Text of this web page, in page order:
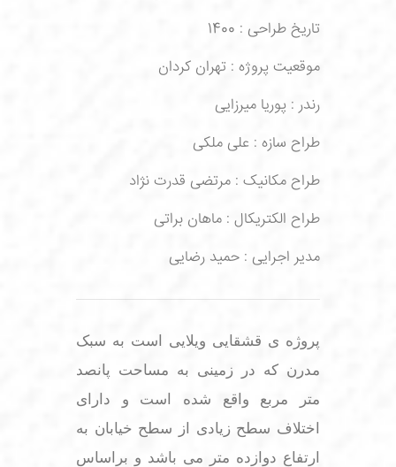
تاریخ طراحی : 1400
موقعیت پروژه : تهران کردان
رندر : پوریا میرزایی
طراح سازه : علی ملکی
طراح مکانیک : مرتضی قدرت نژاد
طراح الکتریکال : ماهان براتی
مدیر اجرایی : حمید رضایی
پروژه ی قشقایی ویلایی است به سبک
مدرن که در زمینی به مساحت پانصد
متر مربع واقع شده است و دارای
اختلاف سطح زیادی از سطح خیابان به
ارتفاع دوازده متر می باشد و براساس